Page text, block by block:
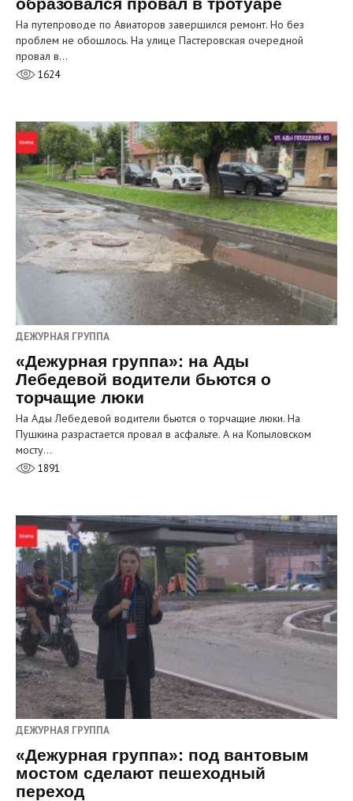
На путепроводе по Авиаторов завершился ремонт. Но без
проблем не обошлось. На улице Пастеровская очередной
провал в…
1624
ДЕЖУРНАЯ ГРУППА
«Дежурная группа»: на Ады
Лебедевой водители бьются о
торчащие люки
На Ады Лебедевой водители бьются о торчащие люки. На
Пушкина разрастается провал в асфальте. А на Копыловском
мосту…
1891
ДЕЖУРНАЯ ГРУППА
«Дежурная группа»: под вантовым
мостом сделают пешеходный
переход